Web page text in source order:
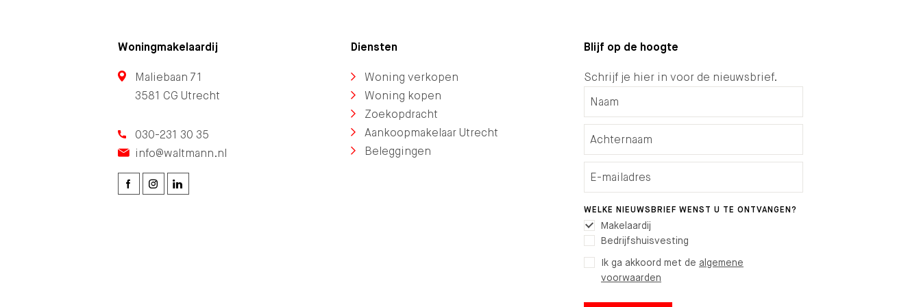
Woningmakelaardij
Maliebaan 71
3581 CG Utrecht
030-231 30 35
info@waltmann.nl
Diensten
Woning verkopen
Woning kopen
Zoekopdracht
Aankoopmakelaar Utrecht
Beleggingen
Blijf op de hoogte
Schrijf je hier in voor de nieuwsbrief.
WELKE NIEUWSBRIEF WENST U TE ONTVANGEN?
Makelaardij
Bedrijfshuisvesting
Ik ga akkoord met de algemene
voorwaarden